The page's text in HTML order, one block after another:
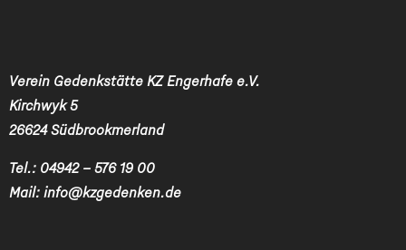
Verein Gedenkstätte KZ Engerhafe e.V.
Kirchwyk 5
26624 Südbrookmerland
Tel.: 04942 – 576 19 00
Mail: info@kzgedenken.de